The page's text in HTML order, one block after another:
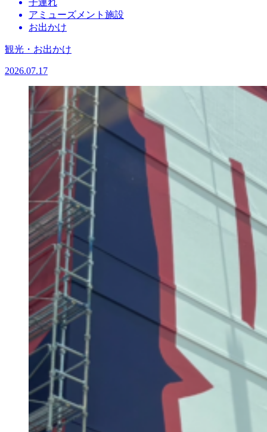
子連れ
アミューズメント施設
お出かけ
観光・お出かけ
2026.07.17